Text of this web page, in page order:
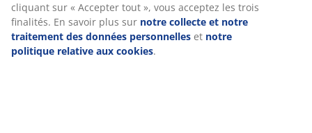
cliquant sur « Accepter tout », vous acceptez les trois
finalités. En savoir plus sur notre collecte et notre
traitement des données personnelles et notre
politique relative aux cookies.